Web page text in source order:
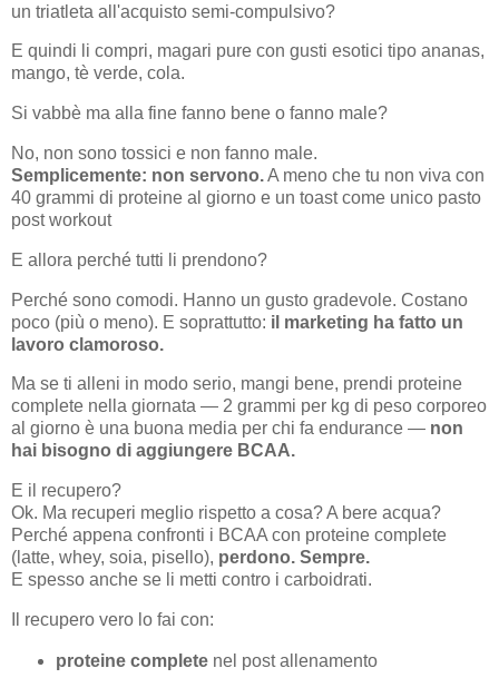
un triatleta all'acquisto semi-compulsivo?
E quindi li compri, magari pure con gusti esotici tipo ananas,
mango, tè verde, cola.
Si vabbè ma alla fine fanno bene o fanno male?
No, non sono tossici e non fanno male.
Semplicemente: non servono.A meno che tu non viva con
40 grammi di proteine al giorno e un toast come unico pasto
post workout
E allora perché tutti li prendono?
Perché sono comodi. Hanno un gusto gradevole. Costano
poco (più o meno). E soprattutto: il marketing ha fatto un
lavoro clamoroso.
Ma se ti alleni in modo serio, mangi bene, prendi proteine
complete nella giornata — 2 grammi per kg di peso corporeo
al giorno è una buona media per chi fa endurance — non
hai bisogno di aggiungere BCAA.
E il recupero?
Ok. Ma recuperi meglio rispetto a cosa? A bere acqua?
Perché appena confronti i BCAA con proteine complete
(latte, whey, soia, pisello), perdono. Sempre.
E spesso anche se li metti contro i carboidrati.
Il recupero vero lo fai con:
proteine completenel post allenamento